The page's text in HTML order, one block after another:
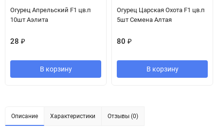
Огурец Апрельский F1 цв.п
10шт Аэлита
28 ₽
В корзину
Огурец Царская Охота F1 цв.п
5шт Семена Алтая
80 ₽
В корзину
Описание Характеристики Отзывы (0)